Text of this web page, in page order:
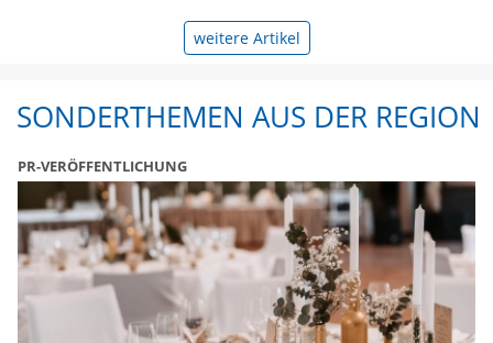
weitere Artikel
SONDERTHEMEN AUS DER REGION
PR-VERÖFFENTLICHUNG